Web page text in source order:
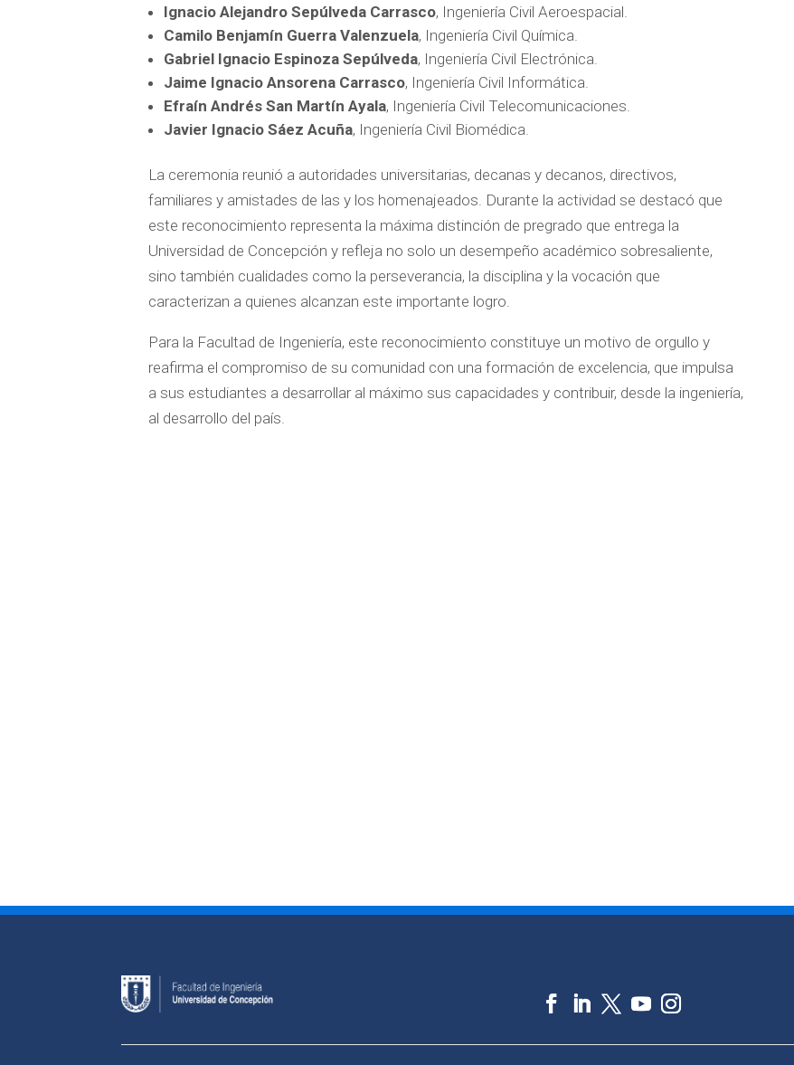
Ignacio Alejandro Sepúlveda Carrasco, Ingeniería Civil Aeroespacial.
Camilo Benjamín Guerra Valenzuela, Ingeniería Civil Química.
Gabriel Ignacio Espinoza Sepúlveda, Ingeniería Civil Electrónica.
Jaime Ignacio Ansorena Carrasco, Ingeniería Civil Informática.
Efraín Andrés San Martín Ayala, Ingeniería Civil Telecomunicaciones.
Javier Ignacio Sáez Acuña, Ingeniería Civil Biomédica.
La ceremonia reunió a autoridades universitarias, decanas y decanos, directivos,
familiares y amistades de las y los homenajeados. Durante la actividad se destacó que
este reconocimiento representa la máxima distinción de pregrado que entrega la
Universidad de Concepción y refleja no solo un desempeño académico sobresaliente,
sino también cualidades como la perseverancia, la disciplina y la vocación que
caracterizan a quienes alcanzan este importante logro.
Para la Facultad de Ingeniería, este reconocimiento constituye un motivo de orgullo y
reafirma el compromiso de su comunidad con una formación de excelencia, que impulsa
a sus estudiantes a desarrollar al máximo sus capacidades y contribuir, desde la ingeniería,
al desarrollo del país.